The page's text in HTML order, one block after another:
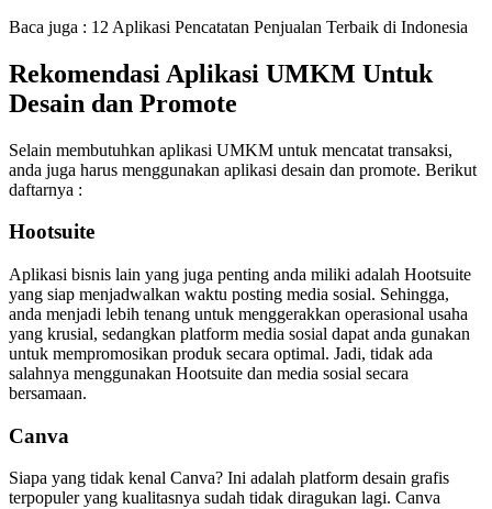
Baca juga : 12 Aplikasi Pencatatan Penjualan Terbaik di Indonesia
Rekomendasi Aplikasi UMKM Untuk
Desain dan Promote
Selain membutuhkan aplikasi UMKM untuk mencatat transaksi,
anda juga harus menggunakan aplikasi desain dan promote. Berikut
daftarnya :
Hootsuite
Aplikasi bisnis lain yang juga penting anda miliki adalah Hootsuite
yang siap menjadwalkan waktu posting media sosial. Sehingga,
anda menjadi lebih tenang untuk menggerakkan operasional usaha
yang krusial, sedangkan platform media sosial dapat anda gunakan
untuk mempromosikan produk secara optimal. Jadi, tidak ada
salahnya menggunakan Hootsuite dan media sosial secara
bersamaan.
Canva
Siapa yang tidak kenal Canva? Ini adalah platform desain grafis
terpopuler yang kualitasnya sudah tidak diragukan lagi. Canva